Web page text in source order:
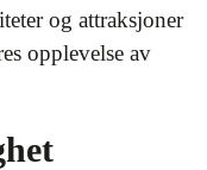
og attraksjoner
opplevelse av